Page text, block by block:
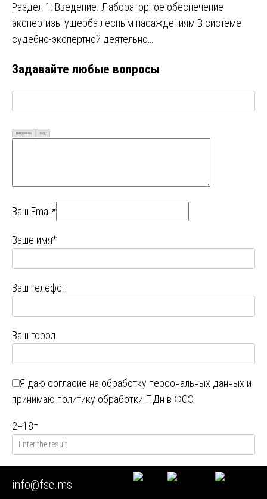
Раздел 1: Введение. Лабораторное обеспечение
экспертизы ущерба лесным насаждениям В системе
судебно-экспертной деятельно…
Задавайте любые вопросы
Визуально Код
Ваш Email*
Ваше имя*
Ваш телефон
Ваш город
Я даю согласие на обработку персональных данных и
принимаю политику обработки ПДн в ФСЭ
2+18=
info@fse.ms